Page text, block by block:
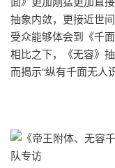
抽象内敛，更接近世
受众能够体会到《千
相比之下，《无容》
而揭示“纵有千面无人